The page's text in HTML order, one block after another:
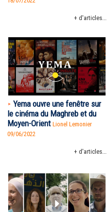
+ d'articles...
Yema ouvre une fenêtre sur
le cinéma du Maghreb et du
Moyen-Orient Lionel Lemonier
09/06/2022
+ d'articles...